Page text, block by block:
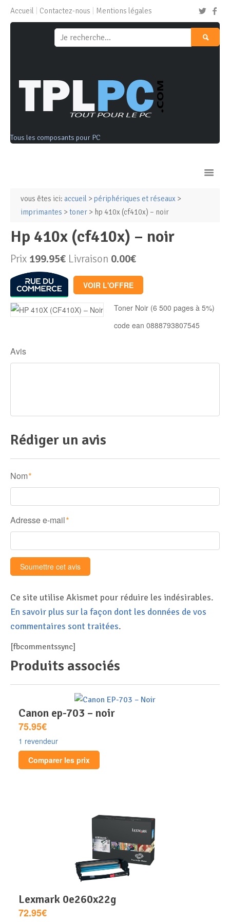
Accueil Contactez-nous Mentions légales
Tous les composants pour PC
Ordinateurs & Tablettes
PC de bureau
PC portable
Mini PC
PC en kit
Tablettes
Composants
Alimentation PC
Boitier PC
Carte mère
Mémoire Notebook
Processeur
Périphériques & Réseaux
Clavier & Souris
Imprimante
vous êtes ici: accueil > périphériques et réseaux >
imprimantes > toner > hp 410x (cf410x) – noir
hp 410x (cf410x) – noir
Prix 199.95€ Livraison 0.00€
VOIR L'OFFRE
Toner Noir (6 500 pages à 5%)
code ean 0888793807545
Avis
Rédiger un avis
Nom *
Adresse e-mail *
Ce site utilise Akismet pour réduire les indésirables.
En savoir plus sur la façon dont les données de vos
commentaires sont traitées.
[fbcommentssync]
Produits associés
canon ep-703 – noir
75.95€
1 revendeur
Comparer les prix
lexmark 0e260x22g
72.95€